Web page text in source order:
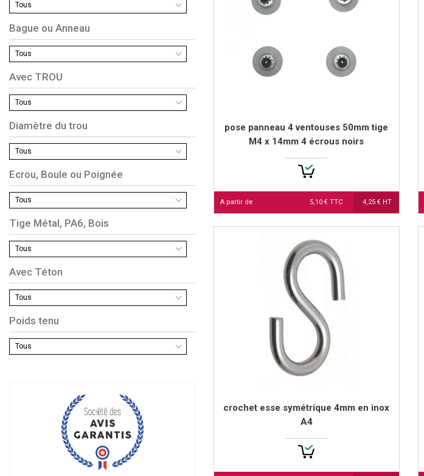
Tous
Bague ou Anneau
Tous
Avec TROU
Tous
Diamètre du trou
Tous
Ecrou, Boule ou Poignée
Tous
Tige Métal, PA6, Bois
Tous
Avec Téton
Tous
Poids tenu
Tous
pose panneau 4 ventouses 50mm tige
M4 x 14mm 4 écrous noirs
A partir de 5,10 € TTC 4,25 € HT
crochet esse symétrique 4mm en inox
A4